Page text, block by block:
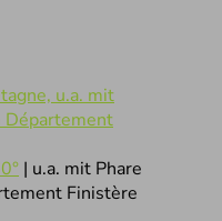
| u.a. mit Phare
Finistère